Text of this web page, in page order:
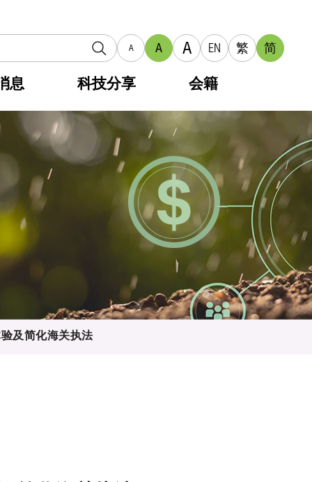
A A A EN 繁 简
息 科技分享 会籍
及简化海关执法